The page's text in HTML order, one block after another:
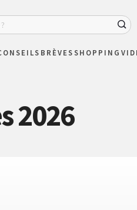
BRÈVESSHOPPING
2026